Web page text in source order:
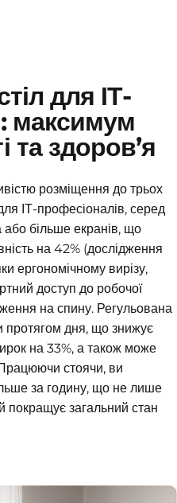
для ІТ-
максимум
та здоров’я
розміщення до трьох
ІТ-професіоналів, серед
більше екранів, що
на 42% (дослідження
ергономічному вирізу,
доступ до робочої
на спину. Регульована
протягом дня, що знижує
на 33%, а також може
Працюючи стоячи, ви
за годину, що не лише
покращує загальний стан